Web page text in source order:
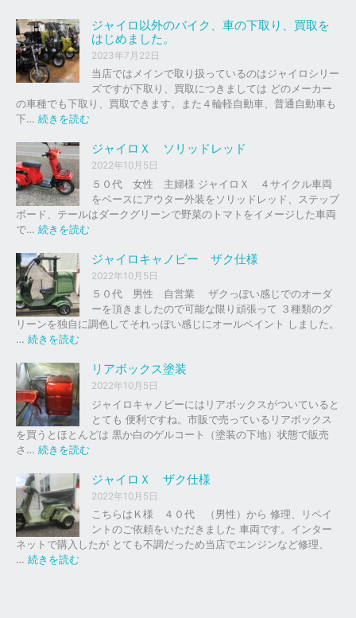
ジャイロ以外のバイク、車の下取り、買取を
はじめました。
2023年7月22日
当店ではメインで取り扱っているのはジャイロシリー
ズですが下取り、買取につきましては どのメーカー
の車種でも下取り、買取できます。また４輪軽自動車、普通自動車も
下… 続きを読む
ャ
イ
ロ
以
外
の
イ
ク
車
下
、
買
取
を
は
ま
し
た
。
ジャイロＸ ソリッドレッド
2022年10月5日
５０代 女性 主婦様 ジャイロＸ ４サイクル車両
をベースにアウター外装をソリッドレッド、ステップ
ボード、テールはダークグリーンで野菜のトマトをイメージした車両
で… 続きを読む
ャ
イ
ロ
ッ
ド
ッ
ド
ジャイロキャノピー ザク仕様
2022年10月5日
５０代 男性 自営業 ザクっぽい感じでのオーダ
ーを頂きましたので可能な限り頑張って ３種類のグ
リーンを独自に調色してそれっぽい感じにオールペイント しました。
… 続きを読む
イ
ロ
キ
ャ
ノ
ピ
ー
ザ
ク
仕
様
リアボックス塗装
2022年10月5日
ジャイロキャノピーにはリアボックスがついていると
とても 便利ですね。市販で売っているリアボックス
を買うとほとんどは 黒か白のゲルコート（塗装の下地）状態で販売
さ… 続きを読む
ア
ボ
ッ
ク
ス
ジャイロＸ ザク仕様
2022年10月5日
こちらはＫ様 ４０代 （男性）から 修理、リペイ
ントのご依頼をいただきました 車両です。インター
ネットで購入したが とても不調だっため当店でエンジンなど修理、
… 続きを読む